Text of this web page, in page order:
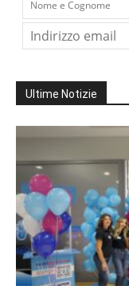
Ultime Notizie